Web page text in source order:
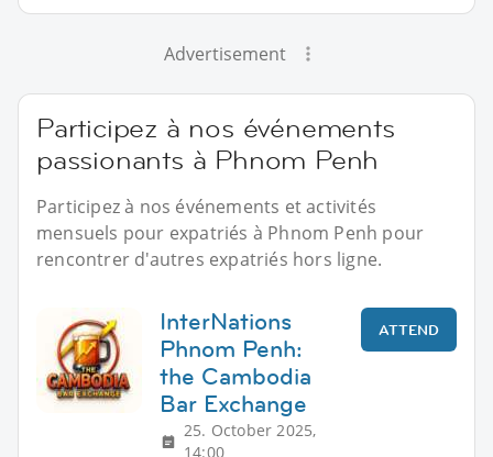
Advertisement
Participez à nos événements
passionants à Phnom Penh
Participez à nos événements et activités
mensuels pour expatriés à Phnom Penh pour
rencontrer d'autres expatriés hors ligne.
InterNations
Phnom Penh:
the Cambodia
Bar Exchange
25. October 2025,
14:00
ATTEND